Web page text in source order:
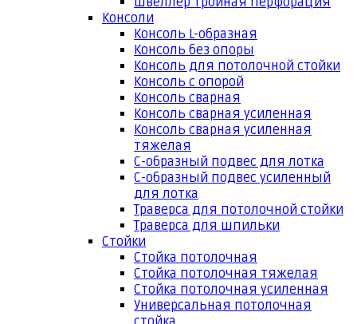
Консоли
Консоль L-образная
Консоль без опоры
Консоль для потолочной стойки
Консоль с опорой
Консоль сварная
Консоль сварная усиленная
Консоль сварная усиленная
тяжелая
С-образный подвес для лотка
С-образный подвес усиленный
для лотка
Траверса для потолочной стойки
Траверса для шпильки
Стойки
Стойка потолочная
Стойка потолочная тяжелая
Стойка потолочная усиленная
Универсальная потолочная